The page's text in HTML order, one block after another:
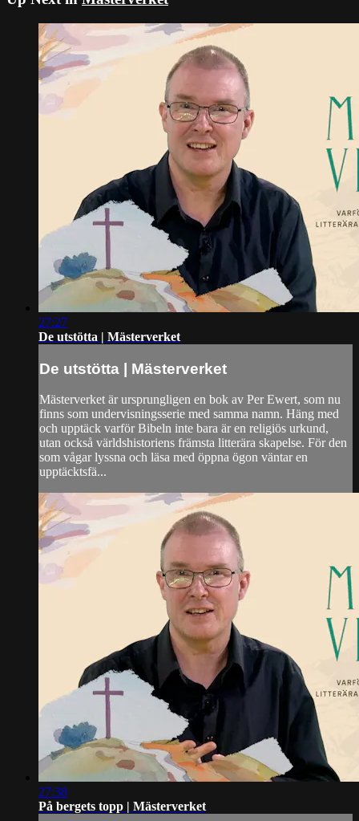
27:27
De utstötta | Mästerverket
De utstötta | Mästerverket
Mästerverket är ursprungligen en bok av Per Ewert, som nu
finns som undervisningsserie med samma namn. Häng med
och upptäck varför Bibeln inte bara är en religiös urkund,
utan också världshistoriens främsta litterära skapelse. För den
som vågar lyssna och läsa med öppna ögon väntar en
upptäcktsfä...
27:38
På bergets topp | Mästerverket